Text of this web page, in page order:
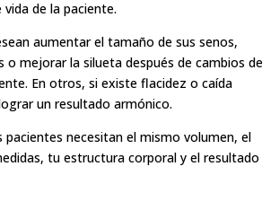
de la paciente.
aumentar el tamaño de sus senos,
mejorar la silueta después de cambios de
En otros, si existe flacidez o caída
un resultado armónico.
necesitan el mismo volumen, el
tu estructura corporal y el resultado